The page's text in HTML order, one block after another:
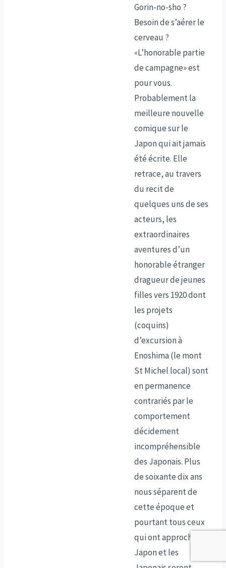
Gorin-no-sho ?
Besoin de s’aérer le
cerveau ?
«L’honorable partie
de campagne» est
pour vous.
Probablement la
meilleure nouvelle
comique sur le
Japon qui ait jamais
été écrite. Elle
retrace, au travers
du recit de
quelques uns de ses
acteurs, les
extraordinaires
aventures d’un
honorable étranger
dragueur de jeunes
filles vers 1920 dont
les projets
(coquins)
d’excursion à
Enoshima (le mont
St Michel local) sont
en permanence
contrariés par le
comportement
décidement
incompréhensible
des Japonais. Plus
de soixante dix ans
nous séparent de
cette époque et
pourtant tous ceux
qui ont approché le
Japon et les